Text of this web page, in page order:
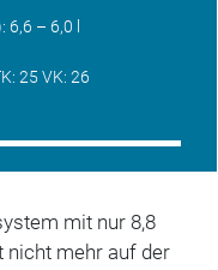
6,6 – 6,0 l
25 VK: 26
mit nur 8,8
mehr auf der